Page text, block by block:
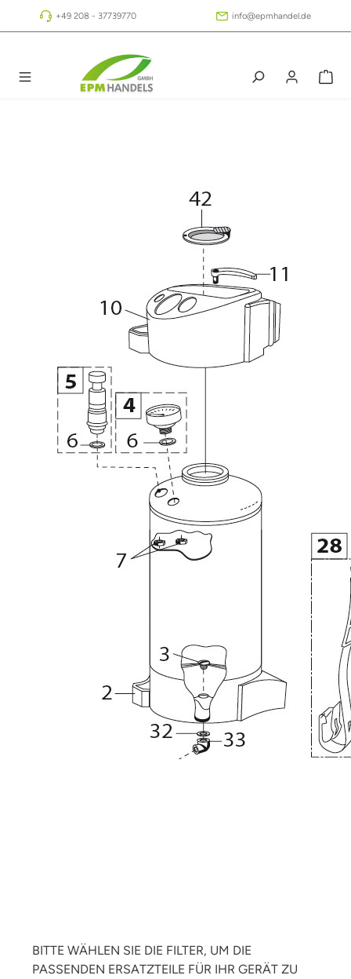
Zum Hauptinhalt springen
+49 208 - 37739770 info@epmhandel.de
BITTE WÄHLEN SIE DIE FILTER, UM DIE
PASSENDEN ERSATZTEILE FÜR IHR GERÄT ZU